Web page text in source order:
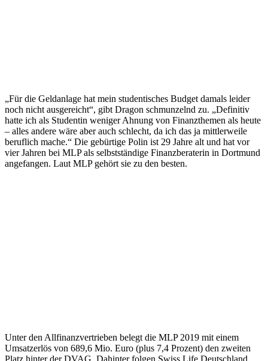
„Für die Geldanlage hat mein studentisches Budget damals leider
noch nicht ausgereicht“, gibt Dragon schmunzelnd zu. „Definitiv
hatte ich als Studentin weniger Ahnung von Finanzthemen als heute
– alles andere wäre aber auch schlecht, da ich das ja mittlerweile
beruflich mache.“ Die gebürtige Polin ist 29 Jahre alt und hat vor
vier Jahren bei MLP als selbstständige Finanzberaterin in Dortmund
angefangen. Laut MLP gehört sie zu den besten.
Unter den Allfinanzvertrieben belegt die MLP 2019 mit einem
Umsatzerlös von 689,6 Mio. Euro (plus 7,4 Prozent) den zweiten